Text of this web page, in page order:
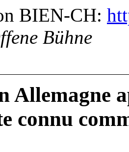
BIEN-CH:
Bühne
Allemagne
connu